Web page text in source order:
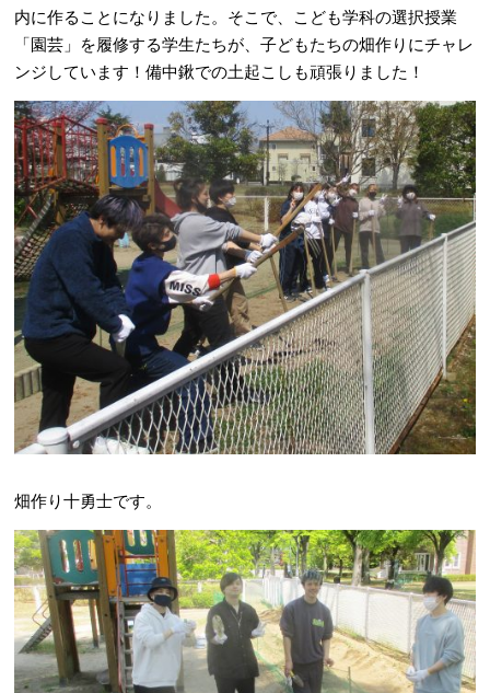
内に作ることになりました。そこで、こども学科の選択授業
「園芸」を履修する学生たちが、子どもたちの畑作りにチャレ
ンジしています！備中鍬での土起こしも頑張りました！
畑作り十勇士です。